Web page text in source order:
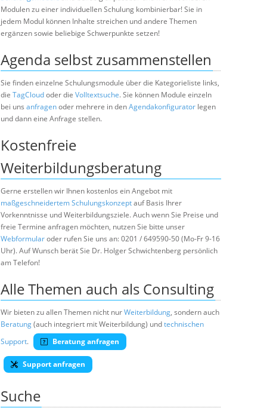
Modulen zu einer individuellen Schulung kombinierbar! Sie in
jedem Modul können Inhalte streichen und andere Themen
ergänzen sowie beliebige Schwerpunkte setzen!
Agenda selbst zusammenstellen
Sie finden einzelne Schulungsmodule über die Kategorieliste links,
die TagCloudoder die Volltextsuche. Sie können Module einzeln
bei uns anfragenoder mehrere in denAgendakonfigurator legen
und dann eine Anfrage stellen.
Kostenfreie
Weiterbildungsberatung
Gerne erstellen wir Ihnen kostenlos ein Angebot mit
maßgeschneidertem Schulungskonzeptauf Basis Ihrer
Vorkenntnisse und Weiterbildungsziele. Auch wenn Sie Preise und
freie Termine anfragen möchten, nutzen Sie bitte unser
Webformularoder rufen Sie uns an: 0201 / 649590-50 (Mo-Fr 9-16
Uhr). Auf Wunsch berät Sie Dr. Holger Schwichtenberg persönlich
am Telefon!
Alle Themen auch als Consulting
Wir bieten zu allen Themen nicht nurWeiterbildung, sondern auch
Beratung(auch integriert mit Weiterbildung) undtechnischen
Support. Beratung anfragen
Support anfragen
Suche